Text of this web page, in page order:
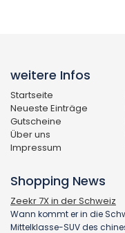
weitere Infos
Startseite
Neueste Einträge
Gutscheine
Über uns
Impressum
Shopping News
Zeekr 7X in der Schweiz
Wann kommt er in die
Mittelklasse-SUV des